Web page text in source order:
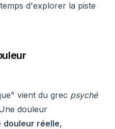
d'explorer la piste
vient du grec psyché
douleur
douleur réelle,